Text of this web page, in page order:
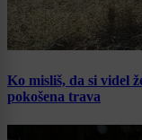
Ko misliš, da si videl
pokošena trava